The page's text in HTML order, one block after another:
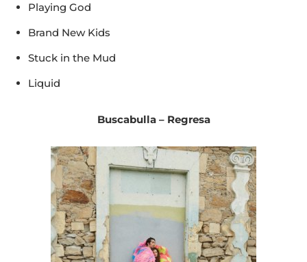
Playing God
Brand New Kids
Stuck in the Mud
Liquid
Buscabulla – Regresa